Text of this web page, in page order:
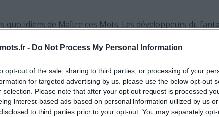
- Do Not Process My Personal Information
opt-out of the sale, sharing to third parties, or processing of your
for targeted advertising by us, please use the below opt-out
selection. Please note that after your opt-out request is processed
interest-based ads based on personal information utilized by us
to third parties prior to your opt-out. You may separately
quotidiens de Maître des Mots. Les développeurs du
jour ! Cela signifie plus de plaisir pour nous tous,
ici, il y a de fortes chances que vous recherchiez Maître
a créé cette page et la mettra à jour tous les jours
d'ajouter cette page à vos signets afin que
lettres. Entrez toutes les